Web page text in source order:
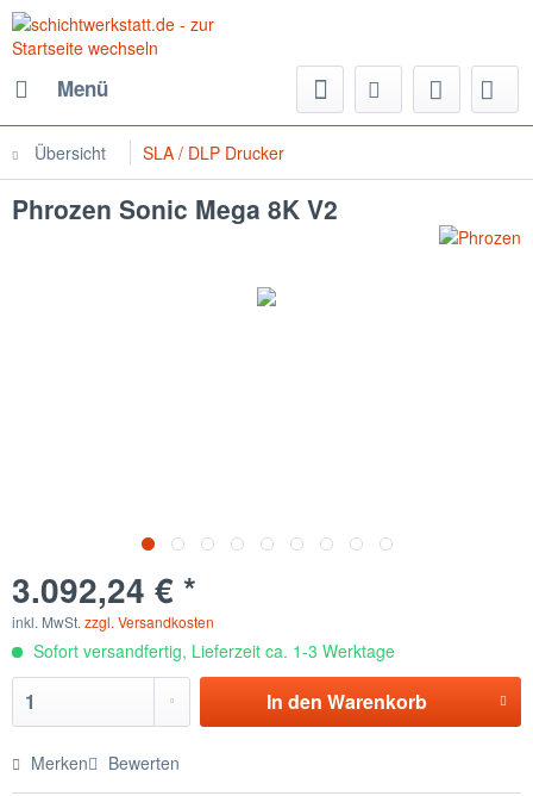
Menü
Übersicht SLA / DLP Drucker
Phrozen Sonic Mega 8K V2
3.092,24 € *
inkl. MwSt. zzgl. Versandkosten
Sofort versandfertig, Lieferzeit ca. 1-3 Werktage
In den Warenkorb
Merken Bewerten